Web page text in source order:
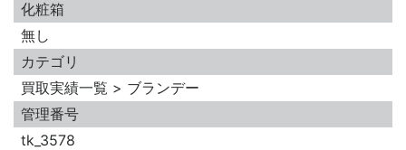
化粧箱
無し
カテゴリ
買取実績一覧 > ブランデー
管理番号
tk_3578